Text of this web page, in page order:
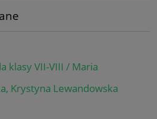
klasy VII-VIII / Maria
Krystyna Lewandowska